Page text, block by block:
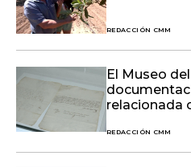
REDACCIÓN CMM
El Museo
relacionada
REDACCIÓN CMM